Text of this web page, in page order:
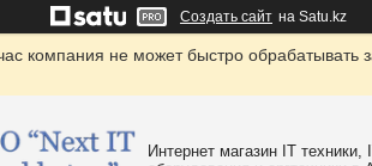
Создать сайт на Satu.kz
компания не может быстро обрабатывать
Интернет магазин IT техники,